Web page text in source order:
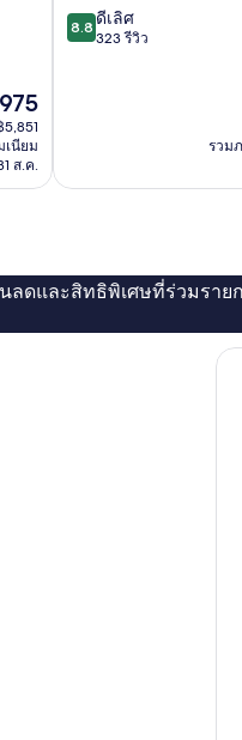
เนียม
ส.ค.
8.8
จาก
8.8 ดีเลิศ
323 รีวิว
รวม
ลดและสิทธิพิเศษที่ร่วมราย